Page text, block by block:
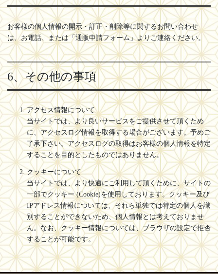
お客様の個人情報の開示・訂正・削除等に関するお問い合わせ
は、お電話、または「通販申請フォーム」よりご連絡ください。
6、その他の事項
アクセス情報について
当サイトでは、より良いサービスをご提供させて頂くため
に、アクセスログ情報を取得する場合がございます。予めご
了承下さい。アクセスログの取得はお客様の個人情報を特定
することを目的としたものではありません。
クッキーについて
当サイトでは、より快適にご利用して頂くために、サイトの
一部でクッキー (Cookie)を使用しております。クッキー及び
IPアドレス情報については、それら単独では特定の個人を識
別することができないため、個人情報とは考えておりませ
ん。なお、クッキー情報については、ブラウザの設定で拒否
することが可能です。